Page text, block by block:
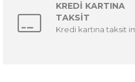
KREDİ KARTINA
TAKSİT
Kredi kartına taksit